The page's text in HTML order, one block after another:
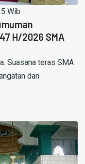
Wib
H/2026 SMA
Suasana teras SMA
dan